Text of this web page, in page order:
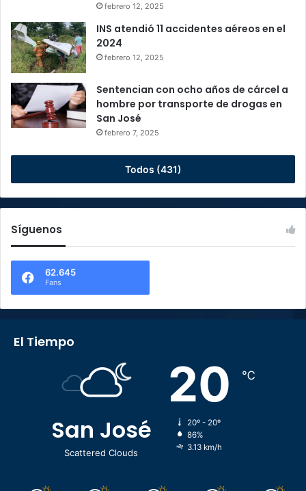
febrero 12, 2025
INS atendió 11 accidentes aéreos en el
2024
febrero 12, 2025
Sentencian con ocho años de cárcel a
hombre por transporte de drogas en
San José
febrero 7, 2025
Todos (431)
Síguenos
62.645
Fans
El Tiempo
San José
Scattered Clouds
20 ℃
20º - 20º
86%
3.13 km/h